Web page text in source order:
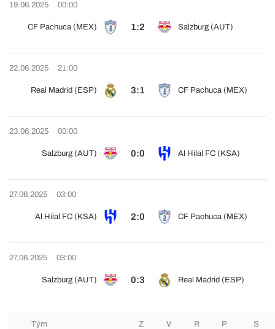
19.06.2025 00:00
CF Pachuca (MEX) 1:2 Salzburg (AUT)
22.06.2025 21:00
Real Madrid (ESP) 3:1 CF Pachuca (MEX)
23.06.2025 00:00
Salzburg (AUT) 0:0 Al Hilal FC (KSA)
27.06.2025 03:00
Al Hilal FC (KSA) 2:0 CF Pachuca (MEX)
27.06.2025 03:00
Salzburg (AUT) 0:3 Real Madrid (ESP)
Tým Z V R P S